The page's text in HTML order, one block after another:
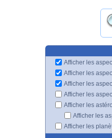
Afficher les
Afficher les
Afficher les
Afficher les
Afficher les
Afficher les
Afficher les